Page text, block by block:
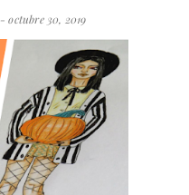
- octubre 30, 2019